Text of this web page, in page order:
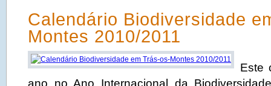
Calendário Biodiversidade
Montes 2010/2011
Este
ano no Ano Internacional da